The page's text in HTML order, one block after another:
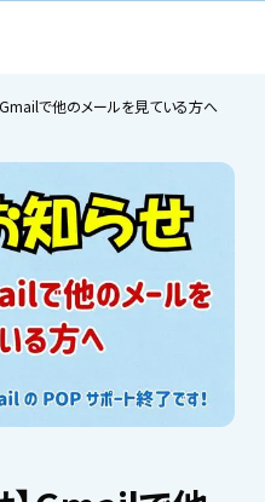
Gmailで他のメールを見ている方へ